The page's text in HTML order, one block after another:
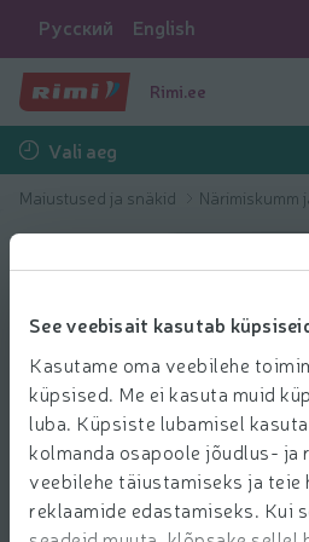
See veebisait kasutab
Kasutame oma veebilehe
küpsised. Me ei kasuta muid
luba. Küpsiste lubamisel
kolmanda osapoole jõudlus- ja
veebilehe täiustamiseks ja teie
reklaamide edastamiseks. Kui
Русский English
Rimi.ee
Vali aeg
Maiustused ja snäkid Närimiskumm